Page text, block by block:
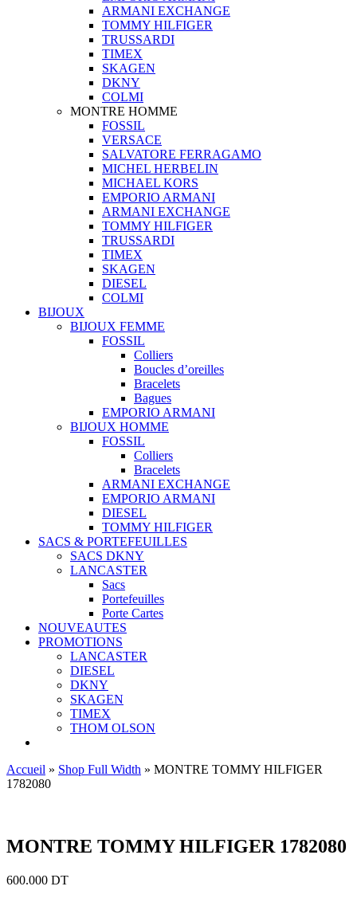
ARMANI EXCHANGE
TOMMY HILFIGER
TRUSSARDI
TIMEX
SKAGEN
DKNY
COLMI
MONTRE HOMME
FOSSIL
VERSACE
SALVATORE FERRAGAMO
MICHEL HERBELIN
MICHAEL KORS
EMPORIO ARMANI
ARMANI EXCHANGE
TOMMY HILFIGER
TRUSSARDI
TIMEX
SKAGEN
DIESEL
COLMI
BIJOUX
BIJOUX FEMME
FOSSIL
Colliers
Boucles d’oreilles
Bracelets
Bagues
EMPORIO ARMANI
BIJOUX HOMME
FOSSIL
Colliers
Bracelets
ARMANI EXCHANGE
EMPORIO ARMANI
DIESEL
TOMMY HILFIGER
SACS & PORTEFEUILLES
SACS DKNY
LANCASTER
Sacs
Portefeuilles
Porte Cartes
NOUVEAUTES
PROMOTIONS
LANCASTER
DIESEL
DKNY
SKAGEN
TIMEX
THOM OLSON
Accueil » Shop Full Width » MONTRE TOMMY HILFIGER
1782080
MONTRE TOMMY HILFIGER 1782080
600.000 DT